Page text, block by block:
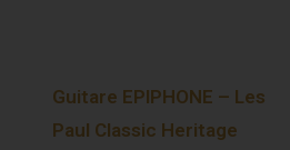
Guitare EPIPHONE – Les
Paul Classic Heritage